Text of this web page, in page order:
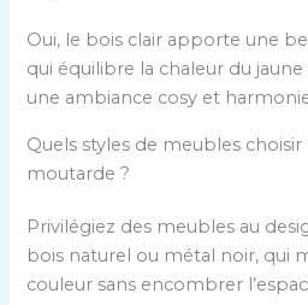
Oui, le bois clair apporte une
qui équilibre la chaleur du
une ambiance cosy et
Quels styles de meubles
moutarde ?
Privilégiez des meubles au
bois naturel ou métal noir, qui
couleur sans encombrer